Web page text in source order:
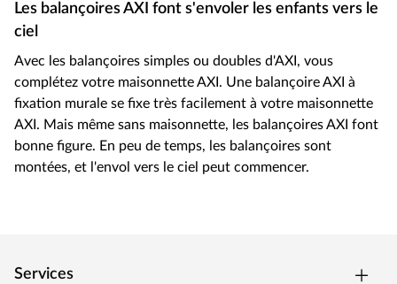
Les balançoires AXI font s'envoler les enfants vers le
ciel
Avec les balançoires simples ou doubles d'AXI, vous
complétez votre maisonnette AXI. Une balançoire AXI à
fixation murale se fixe très facilement à votre maisonnette
AXI. Mais même sans maisonnette, les balançoires AXI font
bonne figure. En peu de temps, les balançoires sont
montées, et l'envol vers le ciel peut commencer.
Services